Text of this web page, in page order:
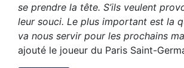
se prendre la tête. S’ils veulent
leur souci. Le plus important est la
va nous servir pour les prochains
ajouté le joueur du Paris Saint-